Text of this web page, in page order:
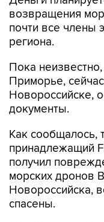
возвращения
почти все члены
региона.
Пока
Приморье,
Новороссийске,
документы.
Как сообщалось,
принадлежащий
получил
морских дронов
Новороссийска,
спасены.